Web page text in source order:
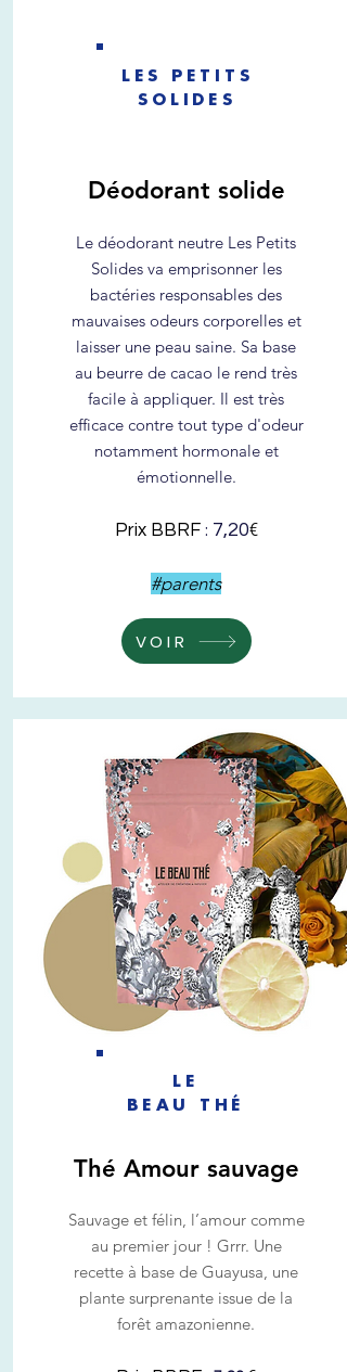
LES PETITS
SOLIDES
Déodorant solide
Le déodorant neutre Les Petits
Solides va emprisonner les
bactéries responsables des
mauvaises odeurs corporelles et
laisser une peau saine. Sa base
au beurre de cacao le rend très
facile à appliquer. Il est très
efficace contre tout type d'odeur
notamment hormonale et
émotionnelle.
Prix BBRF : 7,20€
#parents
VOIR
LE
BEAU THÉ
Thé Amour sauvage
Sauvage et félin, l’amour comme
au premier jour ! Grrr. Une
recette à base de Guayusa, une
plante surprenante issue de la
forêt amazonienne.